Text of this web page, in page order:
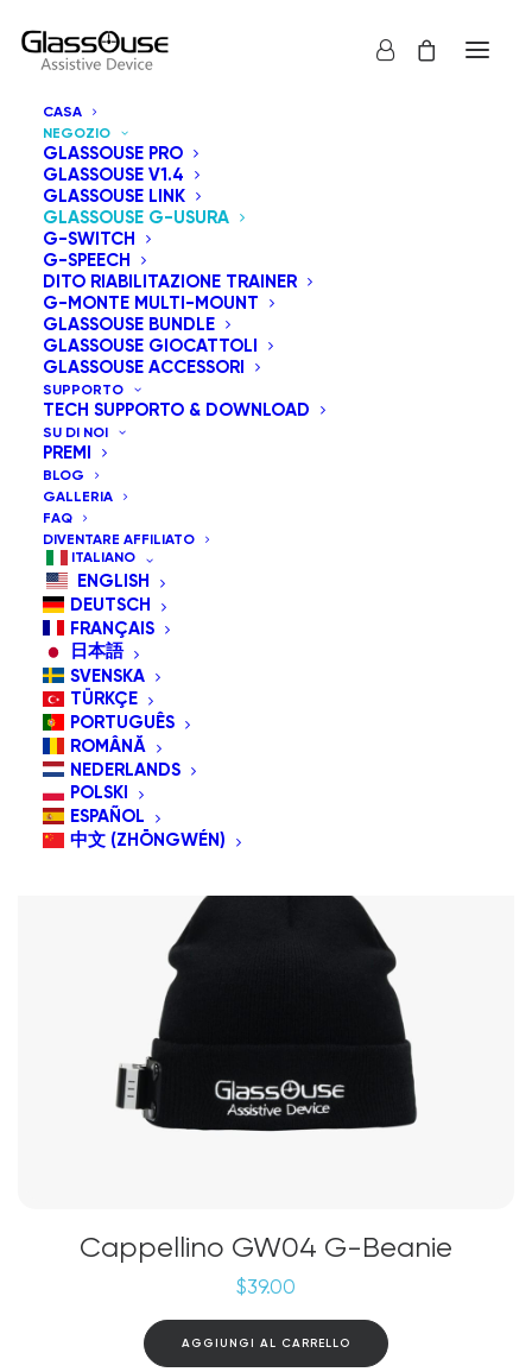
CASA
NEGOZIO
GLASSOUSE PRO
GLASSOUSE V1.4
GLASSOUSE LINK
GLASSOUSE G-USURA
G-SWITCH
G-SPEECH
DITO RIABILITAZIONE TRAINER
G-MONTE MULTI-MOUNT
GLASSOUSE BUNDLE
GLASSOUSE GIOCATTOLI
GLASSOUSE ACCESSORI
SUPPORTO
TECH SUPPORTO & DOWNLOAD
SU DI NOI
PREMI
BLOG
GALLERIA
FAQ
DIVENTARE AFFILIATO
ITALIANO
ENGLISH
DEUTSCH
FRANÇAIS
日本語
SVENSKA
TÜRKÇE
PORTUGUÊS
ROMÂNĂ
NEDERLANDS
POLSKI
ESPAÑOL
中文 (ZHŌNGWÉN)
La serie G-Wear di GlassOuse offre una vasta gamma
di accessori per personalizzare il modo in cui indossi i
dispositivi di assistenza GlassOuse. Le opzioni
disponibili includono G-Framewear, G-Headband, G-
Cap, G-Beanie Hat, G-Strap Small e G-Strap Big. Ogni
acquisto è coperto da una garanzia di rimborso di 15
giorni e da una garanzia di un anno.
Mostra tutto
Prezzo: dal più caro
Ordina in base al più recente
Cappellino GW04 G-Beanie
$39.00
AGGIUNGI AL CARRELLO